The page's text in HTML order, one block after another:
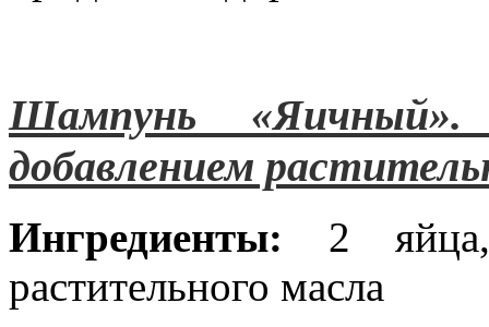
Шампунь
добавлением
Ингредиенты: 2
растительного масла